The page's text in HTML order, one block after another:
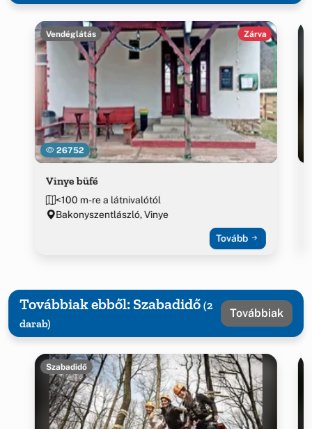
26752
Vendéglátás Zárva
Vinye büfé
<100 m-re a látnivalótól
Bakonyszentlászló, Vinye
Tovább
Továbbiak ebből: Szabadidő (2
darab)
Továbbiak
Szabadidő